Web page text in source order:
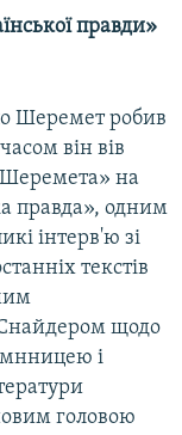
правди»
Шеремет робив
він вів
на
правда», одним
інтерв'ю зі
текстів
щодо
і
головою